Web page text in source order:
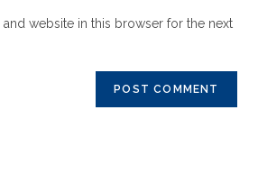
and website in this browser for the next